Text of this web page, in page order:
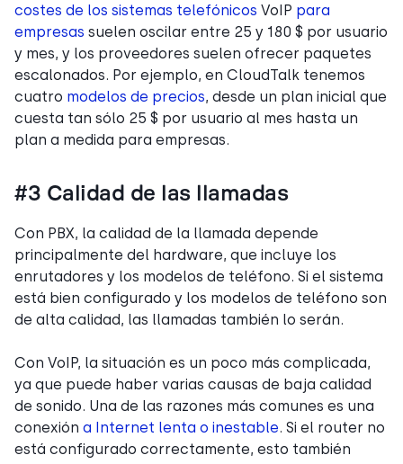
costes de los sistemas telefónicos VoIP para
empresas suelen oscilar entre 25 y 180 $ por usuario
y mes, y los proveedores suelen ofrecer paquetes
escalonados. Por ejemplo, en CloudTalk tenemos
cuatro modelos de precios, desde un plan inicial que
cuesta tan sólo 25 $ por usuario al mes hasta un
plan a medida para empresas.
#3 Calidad de las llamadas
Con PBX, la calidad de la llamada depende
principalmente del hardware, que incluye los
enrutadores y los modelos de teléfono. Si el sistema
está bien configurado y los modelos de teléfono son
de alta calidad, las llamadas también lo serán.
Con VoIP, la situación es un poco más complicada,
ya que puede haber varias causas de baja calidad
de sonido. Una de las razones más comunes es una
conexión a Internet lenta o inestable. Si el router no
está configurado correctamente, esto también